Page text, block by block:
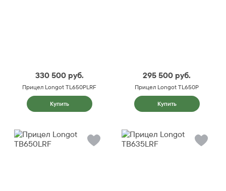
330 500 руб.
Прицел Longot TL650PLRF
Купить
295 500 руб.
Прицел Longot TL650P
Купить